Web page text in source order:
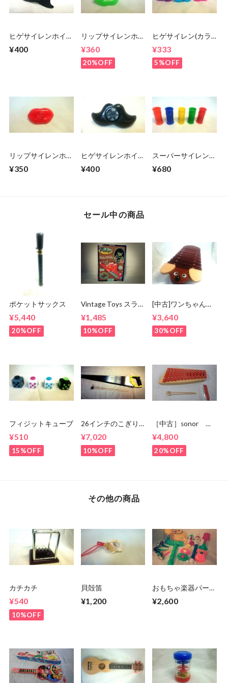
ヒゲサイレンホイッ
音）
¥400
リップサイレンホイ
¥360
20%OFF
ヒゲサイレン(カラ
¥333
5%OFF
リップサイレンホイ
¥350
ヒゲサイレンホイッ
¥400
スーパーサイレン
ル）
¥680
セール中の商品
ポケットサックス
¥5,440
20%OFF
Vintage Toys スライ
¥1,485
10%OFF
[中古]ワンちゃんシ
¥3,640
30%OFF
フィジットキューブ
¥510
15%OFF
26インチのこぎり
¥7,020
10%OFF
［中古］sonor グ
NG11 箱 状態
良
¥4,800
20%OFF
その他の商品
カチカチ
¥540
10%OFF
貝殻笛
¥1,200
おもちゃ楽器パーテ
¥2,600